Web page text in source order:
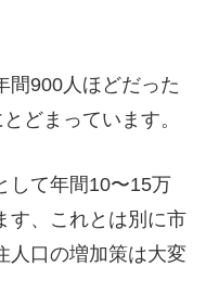
間900人ほどだった
どまっています。
して年間10〜15万
す、これとは別に市
人口の増加策は大変